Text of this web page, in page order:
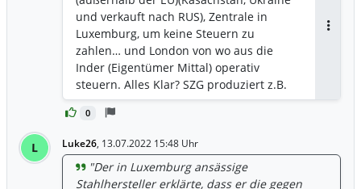
0
und verkauft nach RUS), Zentrale in
Luxemburg, um keine Steuern zu
zahlen… und London von wo aus die
Inder (Eigentümer Mittal) operativ
steuern. Alles Klar? SZG produziert z.B.
zu 100% den Stahl in D, in… Salzgitter.
Die Lieferkette vieler Industrien beginnt
Ausnahmsweise mal nicht in China,
Indien (ArcelorMittal), Kasachstan oder
L Luke26, 13.07.2022 15:48 Uhr
"Der in Luxemburg ansässige
Stahlhersteller erklärte, dass er die gegen